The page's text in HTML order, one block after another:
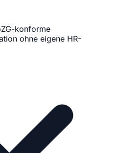
konforme
ohne eigene HR-